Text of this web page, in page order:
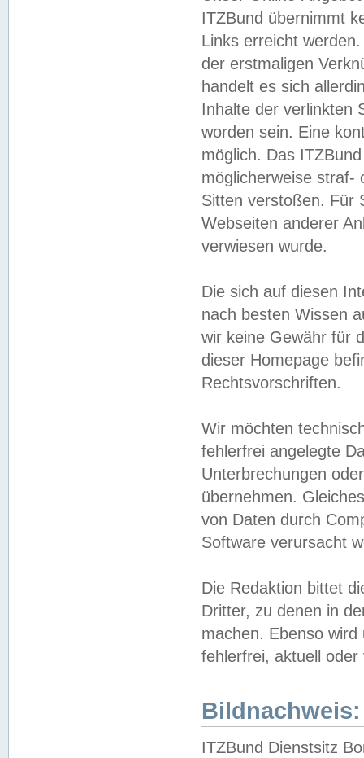
ITZBund übernimmt
Links erreicht
der erstmaligen
handelt es sich
Inhalte der verlinkten
worden sein. Eine
möglich. Das
möglicherweise straf-
Sitten verstoßen. Für
Webseiten anderer
verwiesen wurde.
Die sich auf diesen
nach besten Wissen
wir keine Gewähr für
dieser Homepage
Rechtsvorschriften.
Wir möchten
fehlerfrei angelegte
Unterbrechungen
übernehmen.
von Daten durch
Software verursacht
Die Redaktion bittet
Dritter, zu denen in
machen. Ebenso
fehlerfrei, aktuell oder
Bildnachweis:
ITZBund Dienstsitz